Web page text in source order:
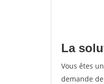
La
Vous êtes
demande